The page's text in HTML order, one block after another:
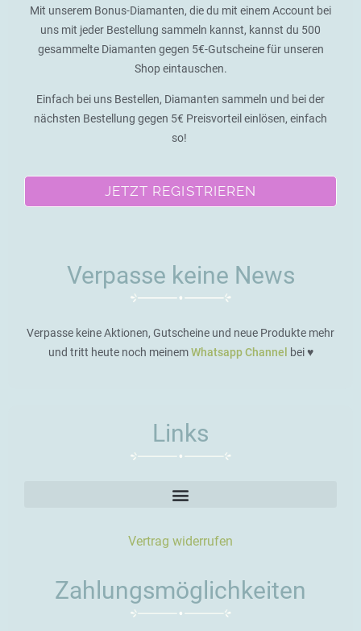
Mit unserem Bonus-Diamanten, die du mit einem Account bei
uns mit jeder Bestellung sammeln kannst, kannst du 500
gesammelte Diamanten gegen 5€-Gutscheine für unseren
Shop eintauschen.
Einfach bei uns Bestellen, Diamanten sammeln und bei der
nächsten Bestellung gegen 5€ Preisvorteil einlösen, einfach
so!
JETZT REGISTRIEREN
Verpasse keine News
Verpasse keine Aktionen, Gutscheine und neue Produkte mehr
und tritt heute noch meinemWhatsapp Channel bei ♥️
Links
Vertrag widerrufen
Zahlungsmöglichkeiten